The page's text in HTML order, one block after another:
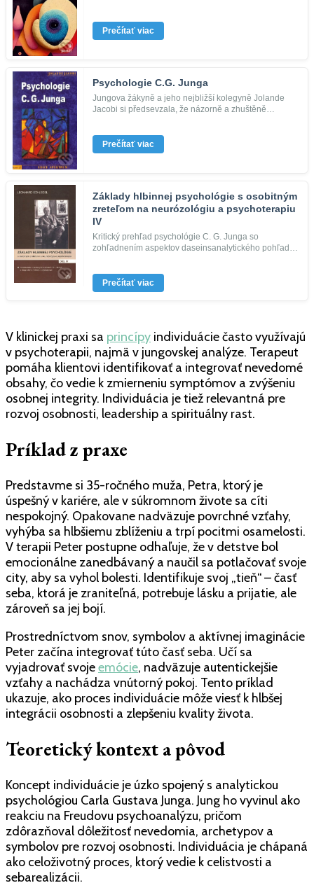
Prečítať viac
Psychologie C.G. Junga
Jungova žákyně a jeho nejbližší kolegyně Jolande
Jacobi si předsevzala, že názorně a zhuštěně
Prečítať viac
Základy hlbinnej psychológie s osobitným
zreteľom na neurózológiu a psychoterapiu
IV
Kritický prehľad psychológie C. G. Junga so
zohľadnením aspektov daseinsanalytického pohľadu
Prečítať viac
V klinickej praxi sa princípy individuácie často využívajú
v psychoterapii, najmä v jungovskej analýze. Terapeut
pomáha klientovi identifikovať a integrovať nevedomé
obsahy, čo vedie k zmierneniu symptómov a zvýšeniu
osobnej integrity. Individuácia je tiež relevantná pre
rozvoj osobnosti, leadership a spirituálny rast.
Príklad z praxe
Predstavme si 35-ročného muža, Petra, ktorý je
úspešný v kariére, ale v súkromnom živote sa cíti
nespokojný. Opakovane nadväzuje povrchné vzťahy,
vyhýba sa hlbšiemu zblíženiu a trpí pocitmi osamelosti.
V terapii Peter postupne odhaľuje, že v detstve bol
emocionálne zanedbávaný a naučil sa potlačovať svoje
city, aby sa vyhol bolesti. Identifikuje svoj „tieň“ – časť
seba, ktorá je zraniteľná, potrebuje lásku a prijatie, ale
zároveň sa jej bojí.
Prostredníctvom snov, symbolov a aktívnej imaginácie
Peter začína integrovať túto časť seba. Učí sa
vyjadrovať svojeemócie, nadväzuje autentickejšie
vzťahy a nachádza vnútorný pokoj. Tento príklad
ukazuje, ako proces individuácie môže viesť k hlbšej
integrácii osobnosti a zlepšeniu kvality života.
Teoretický kontext a pôvod
Koncept individuácie je úzko spojený s analytickou
psychológiou Carla Gustava Junga. Jung ho vyvinul ako
reakciu na Freudovu psychoanalýzu, pričom
zdôrazňoval dôležitosť nevedomia, archetypov a
symbolov pre rozvoj osobnosti. Individuácia je chápaná
ako celoživotný proces, ktorý vedie k celistvosti a
sebarealizácii.